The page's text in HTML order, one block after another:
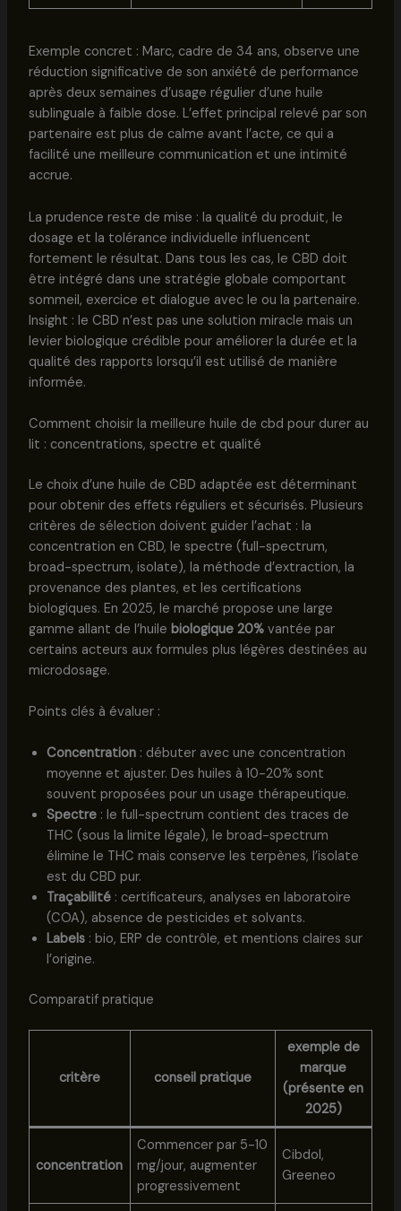
Exemple concret : Marc, cadre de 34 ans, observe une
réduction significative de son anxiété de performance
après deux semaines d’usage régulier d’une huile
sublinguale à faible dose. L’effet principal relevé par son
partenaire est plus de calme avant l’acte, ce qui a
facilité une meilleure communication et une intimité
accrue.
La prudence reste de mise : la qualité du produit, le
dosage et la tolérance individuelle influencent
fortement le résultat. Dans tous les cas, le CBD doit
être intégré dans une stratégie globale comportant
sommeil, exercice et dialogue avec le ou la partenaire.
Insight : le CBD n’est pas une solution miracle mais un
levier biologique crédible pour améliorer la durée et la
qualité des rapports lorsqu’il est utilisé de manière
informée.
Comment choisir la meilleure huile de cbd pour durer au
lit : concentrations, spectre et qualité
Le choix d’une huile de CBD adaptée est déterminant
pour obtenir des effets réguliers et sécurisés. Plusieurs
critères de sélection doivent guider l’achat : la
concentration en CBD, le spectre (full-spectrum,
broad-spectrum, isolate), la méthode d’extraction, la
provenance des plantes, et les certifications
biologiques. En 2025, le marché propose une large
gamme allant de l’huile biologique 20%vantée par
certains acteurs aux formules plus légères destinées au
microdosage.
Points clés à évaluer :
Concentration: débuter avec une concentration
moyenne et ajuster. Des huiles à 10-20% sont
souvent proposées pour un usage thérapeutique.
Spectre: le full-spectrum contient des traces de
THC (sous la limite légale), le broad-spectrum
élimine le THC mais conserve les terpènes, l’isolate
est du CBD pur.
Traçabilité: certificateurs, analyses en laboratoire
(COA), absence de pesticides et solvants.
Labels: bio, ERP de contrôle, et mentions claires sur
l’origine.
Comparatif pratique
critère conseil pratique
exemple de
marque
(présente en
2025)
concentration
Commencer par 5-10
mg/jour, augmenter
progressivement
Cibdol,
Greeneo